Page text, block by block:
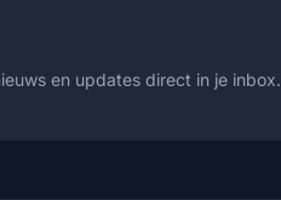
en updates direct in je inbox.